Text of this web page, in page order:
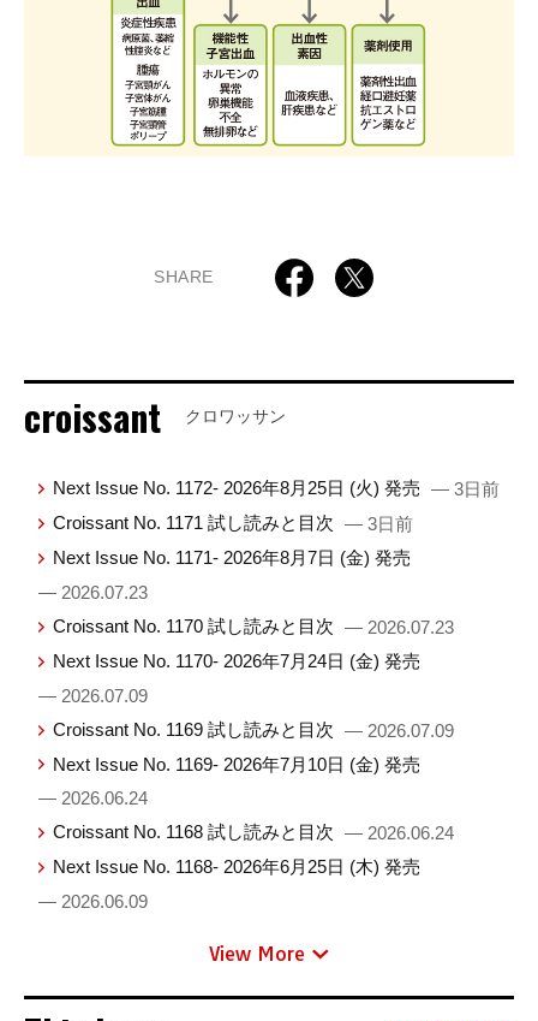
SHARE
croissant クロワッサン
Next Issue No. 1172- 2026年8月25日 (火) 発売 — 3日前
Croissant No. 1171 試し読みと目次 — 3日前
Next Issue No. 1171- 2026年8月7日 (金) 発売
— 2026.07.23
Croissant No. 1170 試し読みと目次 — 2026.07.23
Next Issue No. 1170- 2026年7月24日 (金) 発売
— 2026.07.09
Croissant No. 1169 試し読みと目次 — 2026.07.09
Next Issue No. 1169- 2026年7月10日 (金) 発売
— 2026.06.24
Croissant No. 1168 試し読みと目次 — 2026.06.24
Next Issue No. 1168- 2026年6月25日 (木) 発売
— 2026.06.09
View More